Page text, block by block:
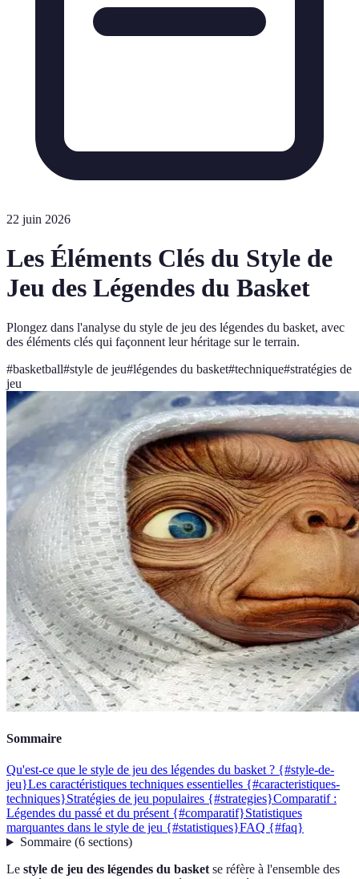
22 juin 2026
Les Éléments Clés du Style de
Jeu des Légendes du Basket
Plongez dans l'analyse du style de jeu des légendes du basket, avec
des éléments clés qui façonnent leur héritage sur le terrain.
#basketball#style de jeu#légendes du basket#technique#stratégies de
jeu
Sommaire
Qu'est-ce que le style de jeu des légendes du basket ? {#style-de-
jeu}Les caractéristiques techniques essentielles {#caracteristiques-
techniques}Stratégies de jeu populaires {#strategies}Comparatif :
Légendes du passé et du présent {#comparatif}Statistiques
marquantes dans le style de jeu {#statistiques}FAQ {#faq}
Sommaire(6 sections)
Le style de jeu des légendes du basketse réfère à l'ensemble des